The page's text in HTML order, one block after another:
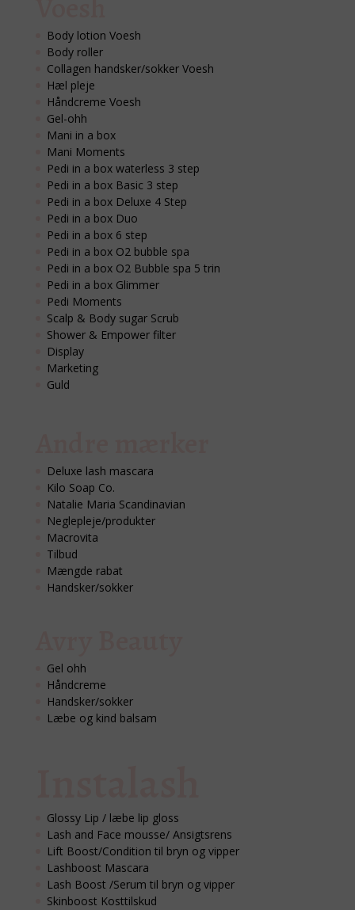
Body lotion Voesh
Body roller
Collagen handsker/sokker Voesh
Hæl pleje
Håndcreme Voesh
Gel-ohh
Mani in a box
Mani Moments
Pedi in a box waterless 3 step
Pedi in a box Basic 3 step
Pedi in a box Deluxe 4 Step
Pedi in a box Duo
Pedi in a box 6 step
Pedi in a box O2 bubble spa
Pedi in a box O2 Bubble spa 5 trin
Pedi in a box Glimmer
Pedi Moments
Scalp & Body sugar Scrub
Shower & Empower filter
Display
Marketing
Guld
Deluxe lash mascara
Kilo Soap Co.
Natalie Maria Scandinavian
Neglepleje/produkter
Macrovita
Tilbud
Mængde rabat
Handsker/sokker
Gel ohh
Håndcreme
Handsker/sokker
Læbe og kind balsam
Glossy Lip / læbe lip gloss
Lash and Face mousse/ Ansigtsrens
Lift Boost/Condition til bryn og vipper
Lashboost Mascara
Lash Boost /Serum til bryn og vipper
Skinboost Kosttilskud